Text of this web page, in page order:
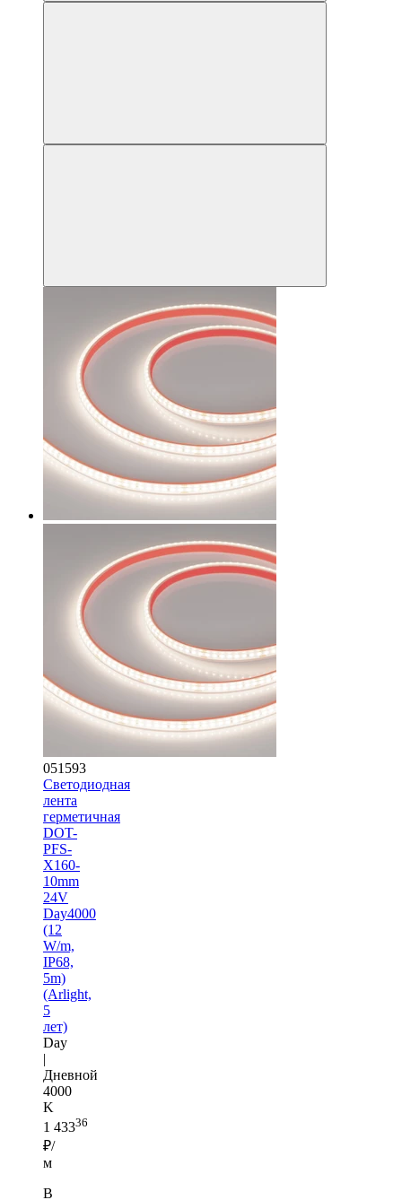
051593
Светодиодная
лента
герметичная
DOT-
PFS-
X160-
10mm
24V
Day4000
(12
W/m,
IP68,
5m)
(Arlight,
5
лет)
Day
|
Дневной
4000
K
1 43336
₽/
м
В